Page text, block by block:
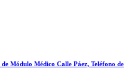
Módulo Médico Calle Páez, Teléfono de